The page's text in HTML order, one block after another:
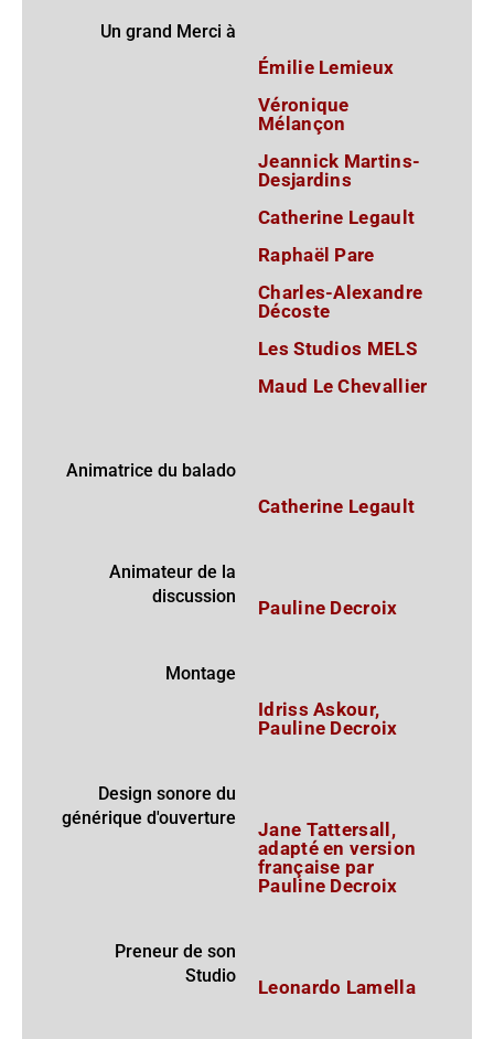
Un grand Merci à
Émilie Lemieux
Véronique
Mélançon
Jeannick Martins-
Desjardins
Catherine Legault
Raphaël Pare
Charles-Alexandre
Décoste
Les Studios MELS
Maud Le Chevallier
Animatrice du balado
Catherine Legault
Animateur de la
discussion
Pauline Decroix
Montage
Idriss Askour,
Pauline Decroix
Design sonore du
générique d'ouverture
Jane Tattersall,
adapté en version
française par
Pauline Decroix
Preneur de son
Studio
Leonardo Lamella